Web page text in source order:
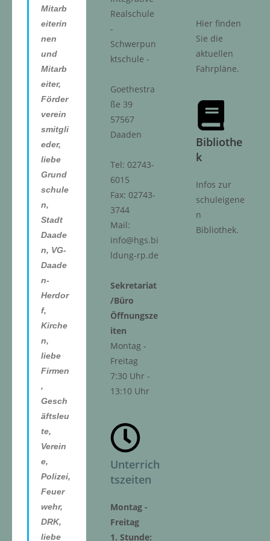
Realschule
-
Schwerpun
ktschule -
Goethestra
ße 39
57567
Daaden
Tel: 02743-
6015
Fax: 02743-
3744
Mail:
info@hgs.bi
ldung-rp.de
Sekretariat
/Büro
Öffnungsze
iten
Montag -
Freitag
7:30 Uhr -
13:10 Uhr
Unterrich
tszeiten
Montag -
Freitag
1. Stunde:
Mitarb
eiterin
nen
und
Mitarb
eiter,
Förder
verein
smitgli
eder,
liebe
Grund
schule
n,
Stadt
Daade
n, VG-
Daade
n-
Herdor
f,
Kirche
n,
liebe
Firmen
,
Gesch
äftsleu
te,
Verein
e,
Polizei,
Feuer
wehr,
DRK,
liebe
Hier finden
Sie die
aktuellen
Fahrpläne.
Bibliothe
k
Infos zur
schuleigene
n
Bibliothek.